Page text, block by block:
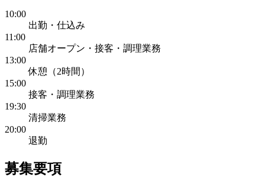
10:00
出勤・仕込み
11:00
店舗オープン・接客・調理業務
13:00
休憩（2時間）
15:00
接客・調理業務
19:30
清掃業務
20:00
退勤
募集要項